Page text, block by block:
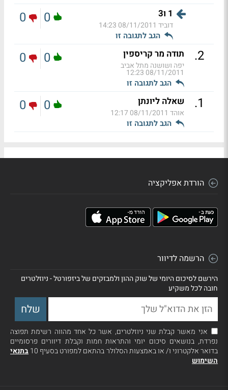
1 ו3
דוביד 08/11/2011 14:23
הגב לתגובה זו
0
0
2
. תודה מר קריספין
יפה ושושנה מתל אביב
08/11/2011 12:23
הגב לתגובה זו
0
0
1
. שאלה ליונתן
אוהד 08/11/2011 12:17
הגב לתגובה זו
0
0
הורדת אפליקציה
הרשמה לדיוור
הירשם לסיכום היומי של שוק ההון ולמבזקים של ביזפורטל - ניוזלטרים
חובה לכל משקיע
אני מאשר קבלת שני ניוזלטרים, אשר כל אחד מהווה רשימת תפוצה
נפרדת, בנושאים סיכום יומי והתראות חמות וקבלת דיוורים פרסומיים
בדואר אלקטרוני ו/ או באמצעות הסלולר בהתאם למפורט בסעיף 10
בתנאי
השימוש